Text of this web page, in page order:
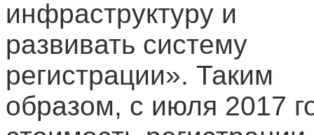
инфраструктуру и
развивать систему
регистрации». Таким
образом, с июля 2017